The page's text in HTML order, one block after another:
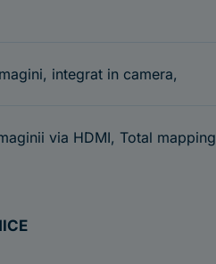
integrat in camera,
via HDMI, Total mapping